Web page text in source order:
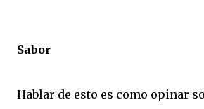
Sabor
Hablar de esto es como opinar